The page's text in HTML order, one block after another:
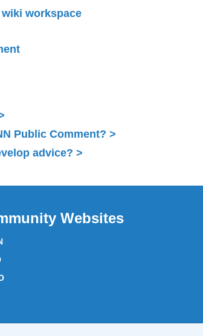
workspace
Public Comment?
advice?
Websites